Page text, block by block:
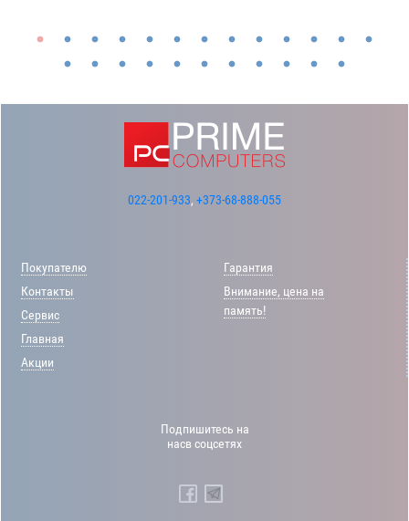
022-201-933, +373-68-888-055
Покупателю
Контакты
Сервис
Главная
Акции
Гарантия
Внимание, цена на
память!
Подпишитесь на
насв соцсетях